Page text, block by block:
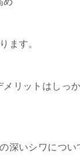
ます。
メリットはしっ
深いシワにつ